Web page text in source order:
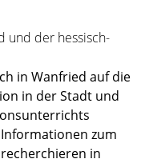
und der hessisch-
in Wanfried auf die
in der Stadt und
zum
in